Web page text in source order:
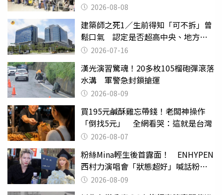
2026-08-08
建築師之死1／生前得知「可不拆」曾
鬆口氣 認定是否超高中央、地方踢
皮球2026-07-16
漢光演習驚魂！20多枚105榴砲彈滾落
水溝 軍警急封鎖搶運
2026-08-09
買195元鹹酥雞忘帶錢！老闆神操作
「倒找5元」 全網看哭：這就是台灣
2026-08-07
粉絲Mina輕生後首露面！ ENHYPEN
西村力演唱會「狀態超好」喊話粉
絲：我們心意相通
2026-08-09